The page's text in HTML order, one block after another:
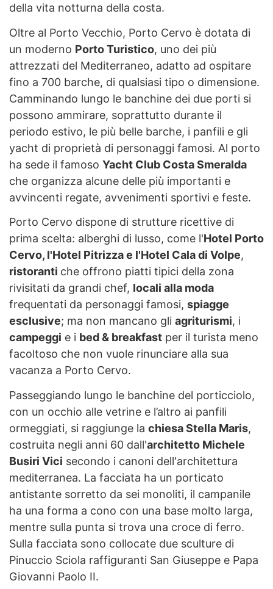
della vita notturna della costa.
Oltre al Porto Vecchio, Porto Cervo è dotata di
un moderno Porto Turistico, uno dei più
attrezzati del Mediterraneo, adatto ad ospitare
fino a 700 barche, di qualsiasi tipo o dimensione.
Camminando lungo le banchine dei due porti si
possono ammirare, soprattutto durante il
periodo estivo, le più belle barche, i panfili e gli
yacht di proprietà di personaggi famosi. Al porto
ha sede il famoso Yacht Club Costa Smeralda
che organizza alcune delle più importanti e
avvincenti regate, avvenimenti sportivi e feste.
Porto Cervo dispone di strutture ricettive di
prima scelta: alberghi di lusso, come l'Hotel Porto
Cervo, l'Hotel Pitrizza e l'Hotel Cala di Volpe,
ristoranti che offrono piatti tipici della zona
rivisitati da grandi chef, locali alla moda
frequentati da personaggi famosi, spiagge
esclusive; ma non mancano gli agriturismi, i
campeggi e i bed & breakfast per il turista meno
facoltoso che non vuole rinunciare alla sua
vacanza a Porto Cervo.
Passeggiando lungo le banchine del porticciolo,
con un occhio alle vetrine e l’altro ai panfili
ormeggiati, si raggiunge la chiesa Stella Maris,
costruita negli anni 60 dall'architetto Michele
Busiri Vici secondo i canoni dell'architettura
mediterranea. La facciata ha un porticato
antistante sorretto da sei monoliti, il campanile
ha una forma a cono con una base molto larga,
mentre sulla punta si trova una croce di ferro.
Sulla facciata sono collocate due sculture di
Pinuccio Sciola raffiguranti San Giuseppe e Papa
Giovanni Paolo II.